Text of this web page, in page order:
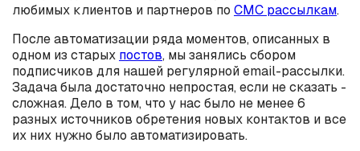
любимых клиентов и партнеров по СМС рассылкам.
После автоматизации ряда моментов, описанных в
одном из старых постов, мы занялись сбором
подписчиков для нашей регулярной email-рассылки.
Задача была достаточно непростая, если не сказать -
сложная. Дело в том, что у нас было не менее 6
разных источников обретения новых контактов и все
их них нужно было автоматизировать.